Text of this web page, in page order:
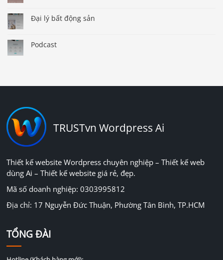
Đại lý bất động sản
Podcast
TRUSTvn Wordpress Ai
Thiết kế website Wordpress chuyên nghiệp – Thiết kế web
dùng Ai – Thiết kế website giá rẻ, đẹp.
Mã số doanh nghiệp: 0303995812
Địa chỉ: 17 Nguyễn Đức Thuận, Phường Tân Bình, TP.HCM
TỔNG ĐÀI